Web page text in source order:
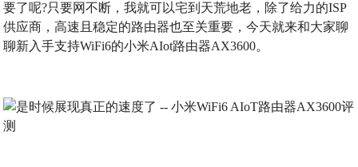
要了呢?只要网不断，我就可以宅到天荒地老，除了给力的ISP
供应商，高速且稳定的路由器也至关重要，今天就来和大家聊
聊新入手支持WiFi6的小米AIot路由器AX3600。